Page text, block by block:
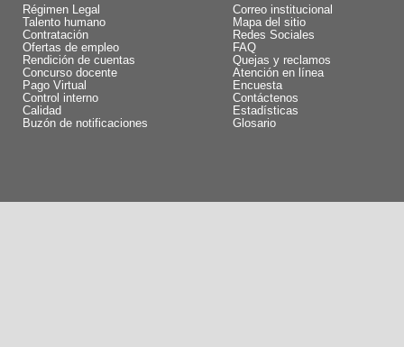
Régimen Legal
Talento humano
Contratación
Ofertas de empleo
Rendición de cuentas
Concurso docente
Pago Virtual
Control interno
Calidad
Buzón de notificaciones
Correo institucional
Mapa del sitio
Redes Sociales
FAQ
Quejas y reclamos
Atención en línea
Encuesta
Contáctenos
Estadísticas
Glosario